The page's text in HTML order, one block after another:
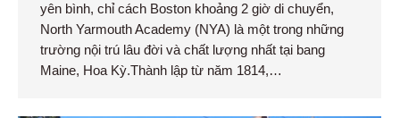
yên bình, chỉ cách Boston khoảng 2 giờ di chuyển,
North Yarmouth Academy (NYA) là một trong những
trường nội trú lâu đời và chất lượng nhất tại bang
Maine, Hoa Kỳ.Thành lập từ năm 1814,…